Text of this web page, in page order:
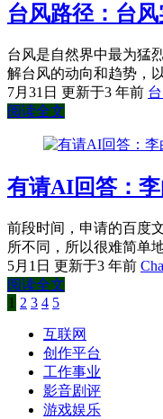
台风路径：台
台风是自然界中最为猛
解台风的动向和趋势，
7月31日 更新于3 年前
阅读全文
有请AI回答：
前段时间，申请的百度
所不同，所以很难简单
5月1日 更新于3 年前
阅读全文
文
第
1 页
第
2 页
第
3页第
4页
第
5页
互联网
创作平台
工作事业
影音剧评
游戏娱乐